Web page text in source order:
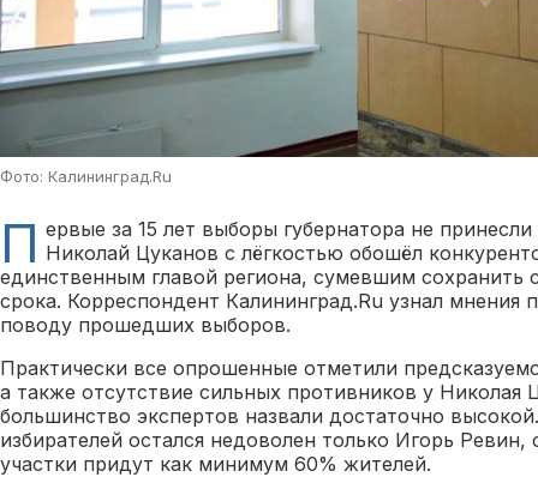
Фото: Калининград.Ru
П ервые за 15 лет выборы губернатора не
Николай Цуканов с лёгкостью обошёл
единственным главой региона, сумевшим сохранить
срока. Корреспондент Калининград.Ru узнал мнения
поводу прошедших выборов.
Практически все опрошенные отметили
а также отсутствие сильных противников у Николая
большинство экспертов назвали достаточно
избирателей остался недоволен только Игорь
участки придут как минимум 60% жителей.